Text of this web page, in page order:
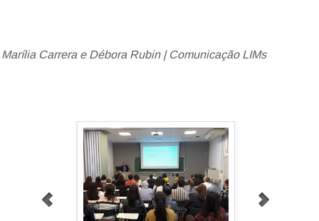
Marília Carrera e Débora Rubin | Comunicação LIMs